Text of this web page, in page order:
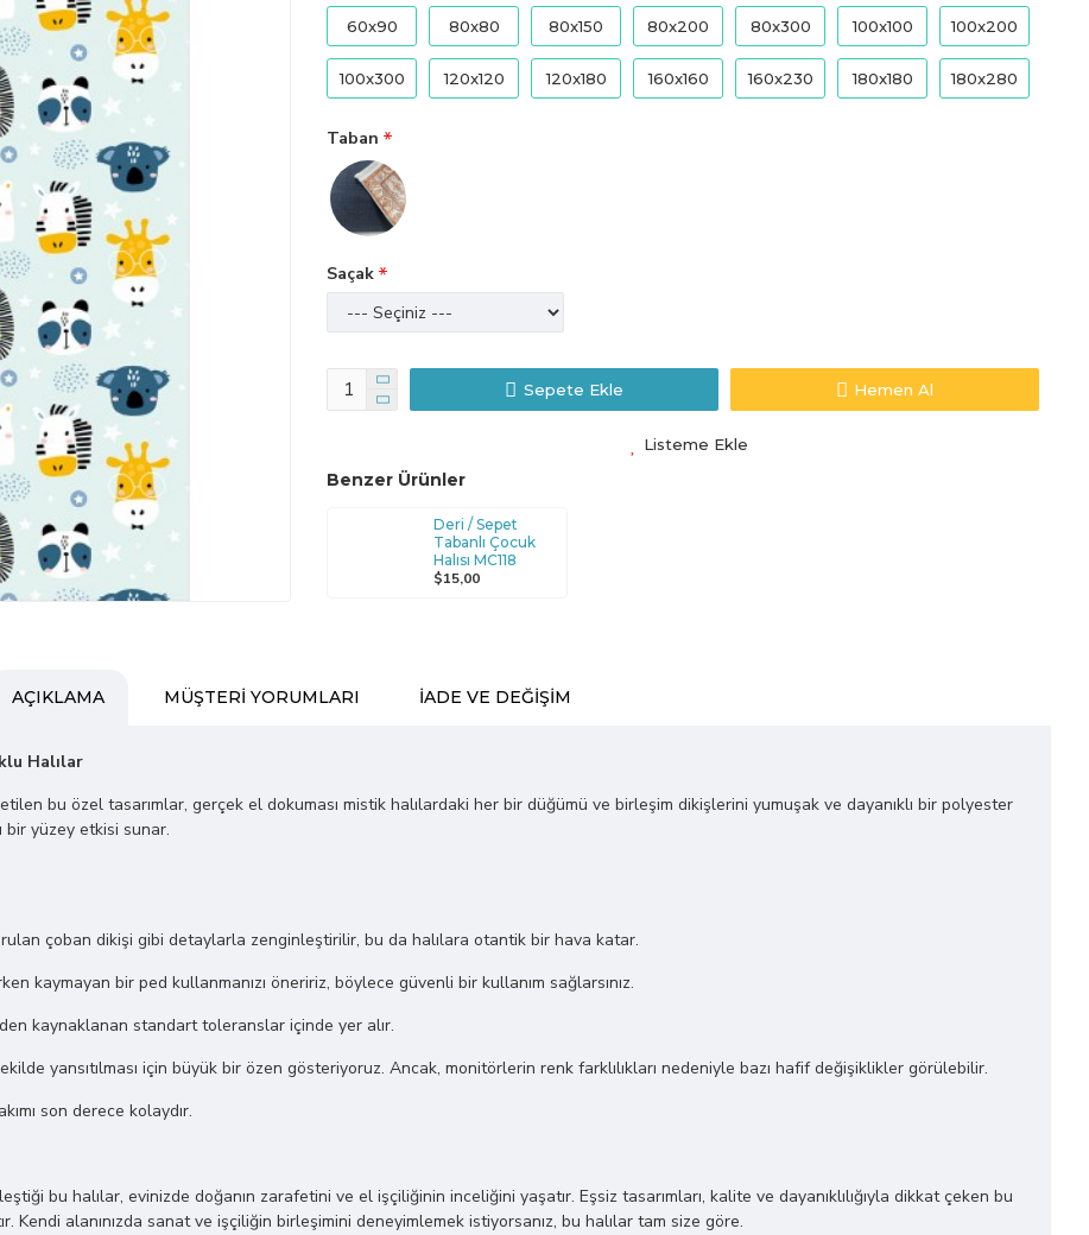
60x90 80x80 80x150 80x200 80x300 100x100 100x200
100x300 120x120 120x180 160x160 160x230 180x180 180x280
Taban
Saçak
Sepete Ekle Hemen Al
Listeme Ekle
Benzer Ürünler
Deri / Sepet
Tabanlı Çocuk
Halısı MC118
$15,00
AÇIKLAMA MÜŞTERI YORUMLARI İADE VE DEĞIŞIM
Halılar
bu özel tasarımlar, gerçek el dokuması mistik halılardaki her bir düğümü ve birleşim dikişlerini yumuşak ve dayanıklı bir polyester
bir yüzey etkisi sunar.
çoban dikişi gibi detaylarla zenginleştirilir, bu da halılara otantik bir hava katar.
kaymayan bir ped kullanmanızı öneririz, böylece güvenli bir kullanım sağlarsınız.
kaynaklanan standart toleranslar içinde yer alır.
yansıtılması için büyük bir özen gösteriyoruz. Ancak, monitörlerin renk farklılıkları nedeniyle bazı hafif değişiklikler görülebilir.
son derece kolaydır.
bu halılar, evinizde doğanın zarafetini ve el işçiliğinin inceliğini yaşatır. Eşsiz tasarımları, kalite ve dayanıklılığıyla dikkat çeken bu
alanınızda sanat ve işçiliğin birleşimini deneyimlemek istiyorsanız, bu halılar tam size göre.